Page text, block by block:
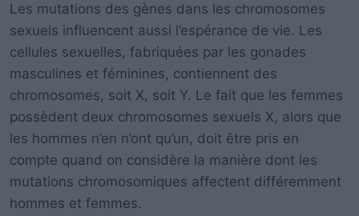
Les mutations des gènes dans les chromosomes
sexuels influencent aussi l’espérance de vie. Les
cellules sexuelles, fabriquées par les gonades
masculines et féminines, contiennent des
chromosomes, soit X, soit Y. Le fait que les femmes
possèdent deux chromosomes sexuels X, alors que
les hommes n’en n’ont qu’un, doit être pris en
compte quand on considère la manière dont les
mutations chromosomiques affectent différemment
hommes et femmes.